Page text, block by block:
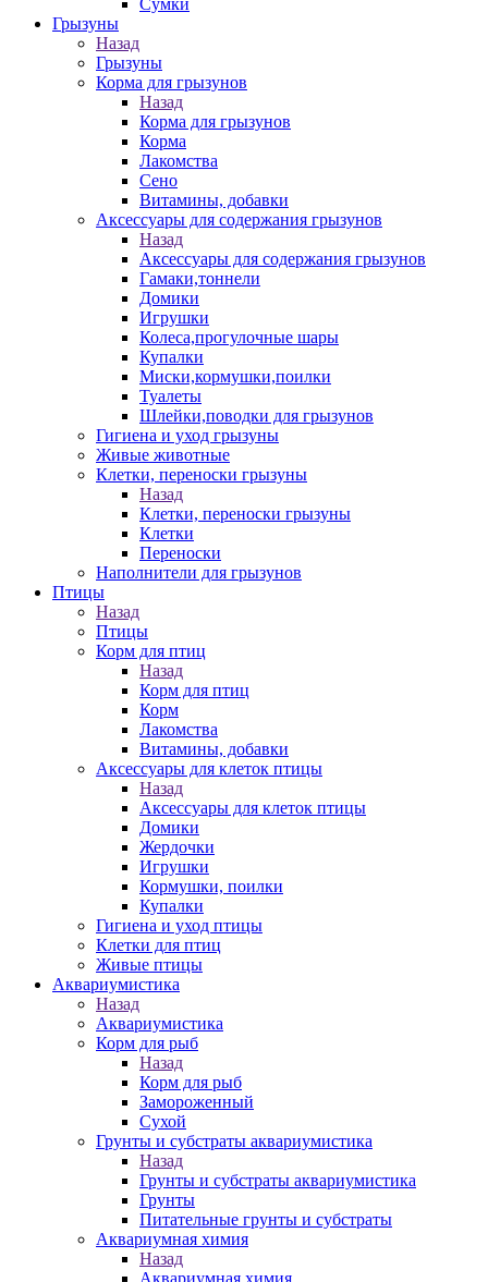
Сумки
Грызуны
Назад
Грызуны
Корма для грызунов
Назад
Корма для грызунов
Корма
Лакомства
Сено
Витамины, добавки
Аксессуары для содержания грызунов
Назад
Аксессуары для содержания грызунов
Гамаки,тоннели
Домики
Игрушки
Колеса,прогулочные шары
Купалки
Миски,кормушки,поилки
Туалеты
Шлейки,поводки для грызунов
Гигиена и уход грызуны
Живые животные
Клетки, переноски грызуны
Назад
Клетки, переноски грызуны
Клетки
Переноски
Наполнители для грызунов
Птицы
Назад
Птицы
Корм для птиц
Назад
Корм для птиц
Корм
Лакомства
Витамины, добавки
Аксессуары для клеток птицы
Назад
Аксессуары для клеток птицы
Домики
Жердочки
Игрушки
Кормушки, поилки
Купалки
Гигиена и уход птицы
Клетки для птиц
Живые птицы
Аквариумистика
Назад
Аквариумистика
Корм для рыб
Назад
Корм для рыб
Замороженный
Сухой
Грунты и субстраты аквариумистика
Назад
Грунты и субстраты аквариумистика
Грунты
Питательные грунты и субстраты
Аквариумная химия
Назад
Аквариумная химия